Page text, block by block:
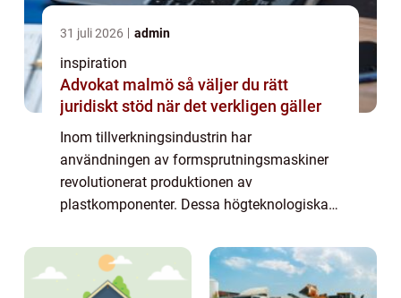
31 juli 2026 admin
inspiration
Advokat malmö så väljer du rätt
juridiskt stöd när det verkligen gäller
Inom tillverkningsindustrin har
användningen av formsprutningsmaskiner
revolutionerat produktionen av
plastkomponenter. Dessa högteknologiska
precision och repeterbarhet till kostnadsb...